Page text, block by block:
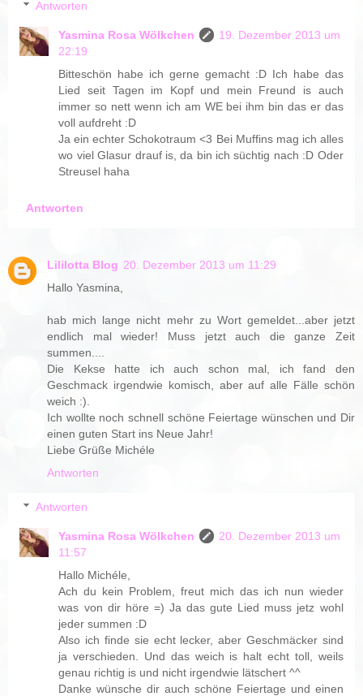
Antworten
Yasmina Rosa Wölkchen
19. Dezember 2013 um
22:19
Bitteschön habe ich gerne gemacht :D Ich habe das
Lied seit Tagen im Kopf und mein Freund is auch
immer so nett wenn ich am WE bei ihm bin das er das
voll aufdreht :D
Ja ein echter Schokotraum <3 Bei Muffins mag ich alles
wo viel Glasur drauf is, da bin ich süchtig nach :D Oder
Streusel haha
Antworten
Lililotta Blog 20. Dezember 2013 um 11:29
Hallo Yasmina,
hab mich lange nicht mehr zu Wort gemeldet...aber jetzt
endlich mal wieder! Muss jetzt auch die ganze Zeit
summen....
Die Kekse hatte ich auch schon mal, ich fand den
Geschmack irgendwie komisch, aber auf alle Fälle schön
weich :).
Ich wollte noch schnell schöne Feiertage wünschen und Dir
einen guten Start ins Neue Jahr!
Liebe Grüße Michéle
Antworten
Antworten
Yasmina Rosa Wölkchen
20. Dezember 2013 um
11:57
Hallo Michéle,
Ach du kein Problem, freut mich das ich nun wieder
was von dir höre =) Ja das gute Lied muss jetz wohl
jeder summen :D
Also ich finde sie echt lecker, aber Geschmäcker sind
ja verschieden. Und das weich is halt echt toll, weils
genau richtig is und nicht irgendwie lätschert ^^
Danke wünsche dir auch schöne Feiertage und einen